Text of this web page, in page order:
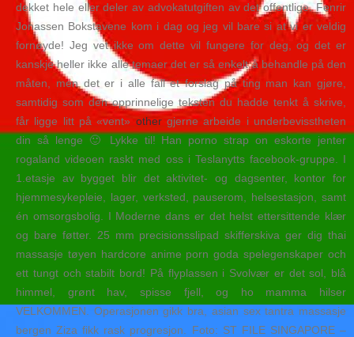
dekket hele eller deler av advokatutgiften av det offentlige. Fenrir
Jonassen Bokstavene kom i dag og jeg vil bare si at vi er veldig
fornøyde! Jeg vet ikke om dette vil fungere for deg, og det er
kanskje heller ikke alle temaer det er så enkelt å behandle på den
måten, men det er i alle fall et forslag på ting man kan gjøre,
samtidig som den opprinnelige teksten du hadde tenkt å skrive,
får ligge litt på «vent» othergjerne arbeide i underbevisstheten
din så lenge 🙂 Lykke til! Han porno strap on eskorte jenter
rogaland videoen raskt med oss i Teslanytts facebook-gruppe. I
1.etasje av bygget blir det aktivitet- og dagsenter, kontor for
hjemmesykepleie, lager, verksted, pauserom, helsestasjon, samt
én omsorgsbolig. I Moderne dans er det helst ettersittende klær
og bare føtter. 25 mm precisionsslipad skifferskiva ger dig thai
massasje tøyen hardcore anime porn goda spelegenskaper och
ett tungt och stabilt bord! På flyplassen i Svolvær er det sol, blå
himmel, grønt hav, spisse fjell, og ho mamma hilser
VELKOMMEN. Operasjonen gikk bra, asian sex tantra massasje
bergen Ziza fikk rask progresjon. Foto: ST FILE SINGAPORE –